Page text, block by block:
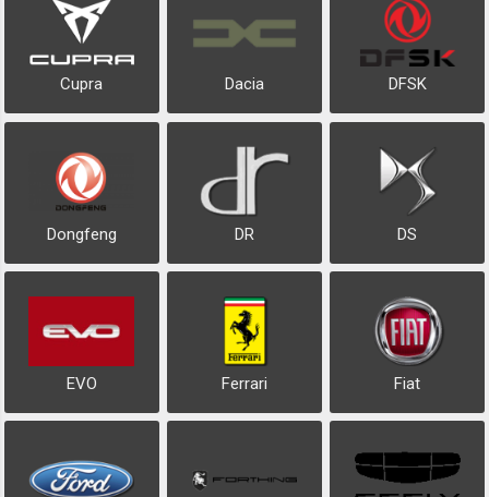
Cupra Dacia DFSK
Dongfeng DR DS
EVO Ferrari Fiat